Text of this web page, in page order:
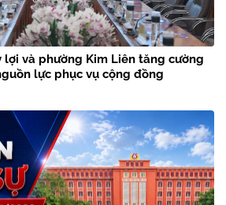
lợi và phường Kim Liên tăng cường
lực phục vụ cộng đồng